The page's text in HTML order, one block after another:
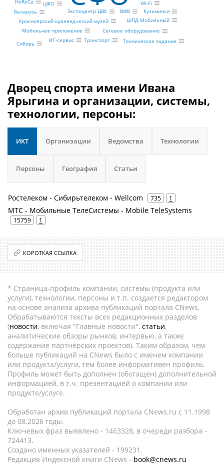
Экспоцентр ЦВК
Красноярский краеведческий музей
ВФВ
Мобильное приложение Сетевое оборудование
ШПД Мобильный
Wi-Fi
Кузьминки
ЦФО
Беларусь
Сибирь ИТ-сервис Транспорт Техническое задание
HoReCa
Дворец спорта имени Ивана
Ярыгина и организации, системы,
технологии, персоны:
ИКТ Организации Ведомства Технологии
Персоны География Статьи
Ростелеком - Сибирьтелеком - Wellcom 735 1
МТС - Мобильные ТелеСистемы - Mobile TeleSystems
15759 1
КОРОТКАЯ ССЫЛКА
* Страница-профиль компании, системы (продукта или
услуги), технологии, персоны и т.п. создается редактором
на основе анализа архива публикаций портала CNews.
Обрабатываются тексты всех редакционных разделов
(новости, включая "Главные новости", статьи,
аналитические обзоры рынков, интервью, а также
содержание партнёрских проектов). Таким образом, чем
больше публикаций на CNews было с именем компании
или продукта/услуги, тем более информативен профиль.
Профиль может быть дополнен (обогащен) дополнительной
информацией, в т.ч. презентацией о компании или
продукте/услуге.
Обработан архив публикаций портала CNews.ru c 11.1998
до 08.2026 годы.
Ключевых фраз выявлено - 1463328, в очереди разбора -
724413.
Создано именных указателей - 199231.
Редакция Индексной книги CNews - book@cnews.ru